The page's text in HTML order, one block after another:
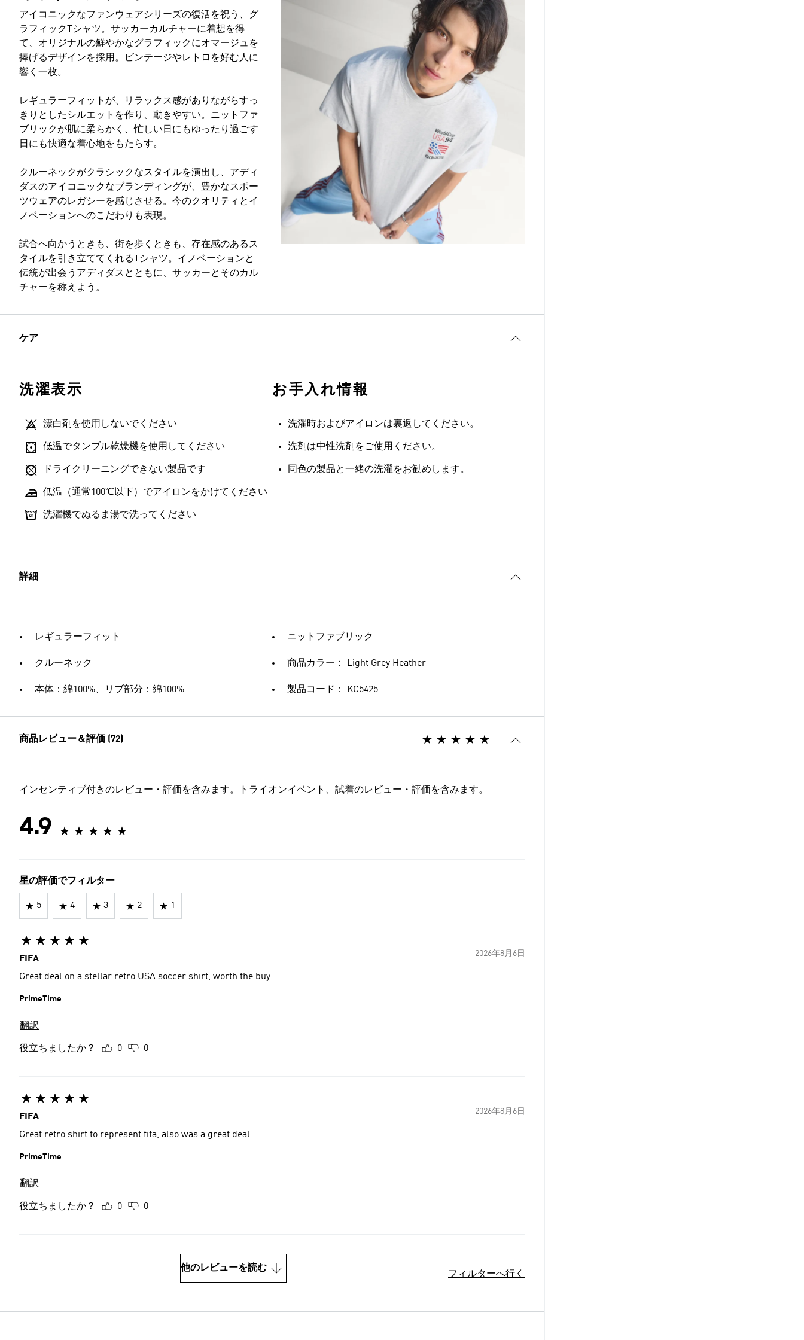
アイコニックなファンウェアシリーズの復活を祝う、グ
ラフィックTシャツ。サッカーカルチャーに着想を得
て、オリジナルの鮮やかなグラフィックにオマージュを
捧げるデザインを採用。ビンテージやレトロを好む人に
響く一枚。
レギュラーフィットが、リラックス感がありながらすっ
きりとしたシルエットを作り、動きやすい。ニットファ
ブリックが肌に柔らかく、忙しい日にもゆったり過ごす
日にも快適な着心地をもたらす。
クルーネックがクラシックなスタイルを演出し、アディ
ダスのアイコニックなブランディングが、豊かなスポー
ツウェアのレガシーを感じさせる。今のクオリティとイ
ノベーションへのこだわりも表現。
試合へ向かうときも、街を歩くときも、存在感のあるス
タイルを引き立ててくれるTシャツ。イノベーションと
伝統が出会うアディダスとともに、サッカーとそのカル
チャーを称えよう。
ケア
洗濯表示
漂白剤を使用しないでください
低温でタンブル乾燥機を使用してください
ドライクリーニングできない製品です
低温（通常100℃以下）でアイロンをかけてください
洗濯機でぬるま湯で洗ってください
お手入れ情報
洗濯時およびアイロンは裏返してください。
洗剤は中性洗剤をご使用ください。
同色の製品と一緒の洗濯をお勧めします。
詳細
レギュラーフィット
クルーネック
本体：綿100%、リブ部分：綿100%
ニットファブリック
商品カラー： Light Grey Heather
製品コード： KC5425
商品レビュー＆評価 (72)
インセンティブ付きのレビュー・評価を含みます。トライオンイベント、試着のレビュー・評価を含みます。
4.9
星の評価でフィルター
5 4 3 2 1
2026年8月6日
FIFA
Great deal on a stellar retro USA soccer shirt, worth the buy
PrimeTime
翻訳
役立ちましたか？ 0 0
2026年8月6日
FIFA
Great retro shirt to represent fifa, also was a great deal
PrimeTime
翻訳
役立ちましたか？ 0 0
他のレビューを読む
フィルターへ行く